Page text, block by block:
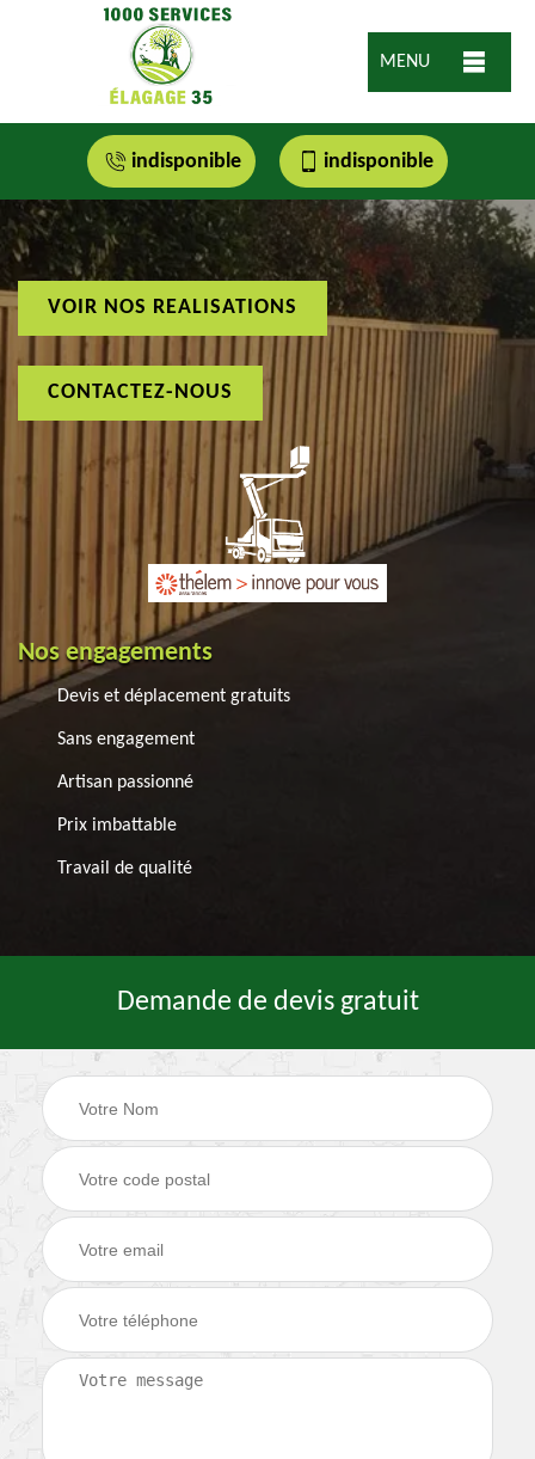
MENU
indisponible indisponible
VOIR NOS REALISATIONS
CONTACTEZ-NOUS
Nos engagements
Devis et déplacement gratuits
Sans engagement
Artisan passionné
Prix imbattable
Travail de qualité
Demande de devis gratuit